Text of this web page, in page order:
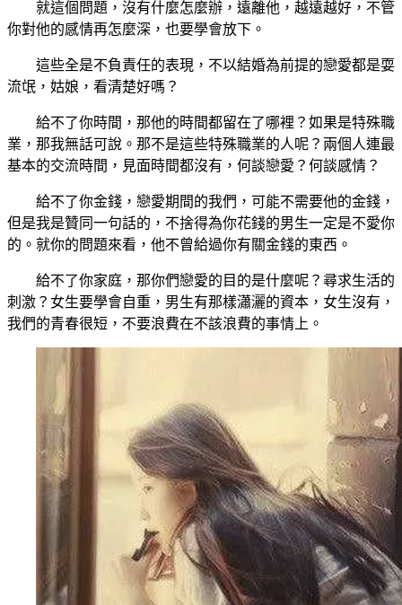
就這個問題，沒有什麼怎麼辦，遠離他，越遠越好，不管
你對他的感情再怎麼深，也要學會放下。
這些全是不負責任的表現，不以結婚為前提的戀愛都是耍
流氓，姑娘，看清楚好嗎？
給不了你時間，那他的時間都留在了哪裡？如果是特殊職
業，那我無話可說。那不是這些特殊職業的人呢？兩個人連最
基本的交流時間，見面時間都沒有，何談戀愛？何談感情？
給不了你金錢，戀愛期間的我們，可能不需要他的金錢，
但是我是贊同一句話的，不捨得為你花錢的男生一定是不愛你
的。就你的問題來看，他不曾給過你有關金錢的東西。
給不了你家庭，那你們戀愛的目的是什麼呢？尋求生活的
刺激？女生要學會自重，男生有那樣瀟灑的資本，女生沒有，
我們的青春很短，不要浪費在不該浪費的事情上。